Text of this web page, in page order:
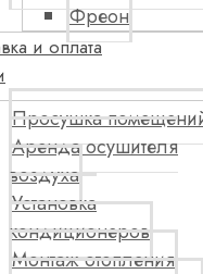
Фреон
и оплата
Просушка
Аренда осушителя
воздуха
Установка
кондиционеров
Монтаж отопления